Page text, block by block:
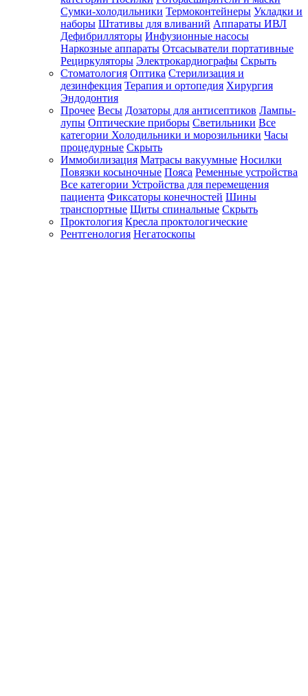
Сумки-холодильники Термоконтейнеры Укладки и
наборы Штативы для вливаний Аппараты ИВЛ
Дефибрилляторы Инфузионные насосы
Наркозные аппараты Отсасыватели портативные
Рециркуляторы Электрокардиографы Скрыть
Стоматология Оптика Стерилизация и
дезинфекция Терапия и ортопедия Хирургия
Эндодонтия
Прочее Весы Дозаторы для антисептиков Лампы-
лупы Оптические приборы Светильники Все
категории Холодильники и морозильники Часы
процедурные Скрыть
Иммобилизация Матрасы вакуумные Носилки
Повязки косыночные Пояса Ременные устройства
Все категории Устройства для перемещения
пациента Фиксаторы конечностей Шины
транспортные Щиты спинальные Скрыть
Проктология Кресла проктологические
Рентгенология Негатоскопы